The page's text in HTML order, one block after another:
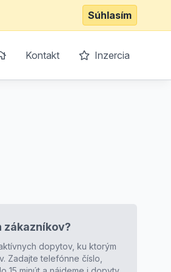
Súhlasím
Kontakt Inzercia
dopytov, ku ktorým
Zadajte telefónne číslo,